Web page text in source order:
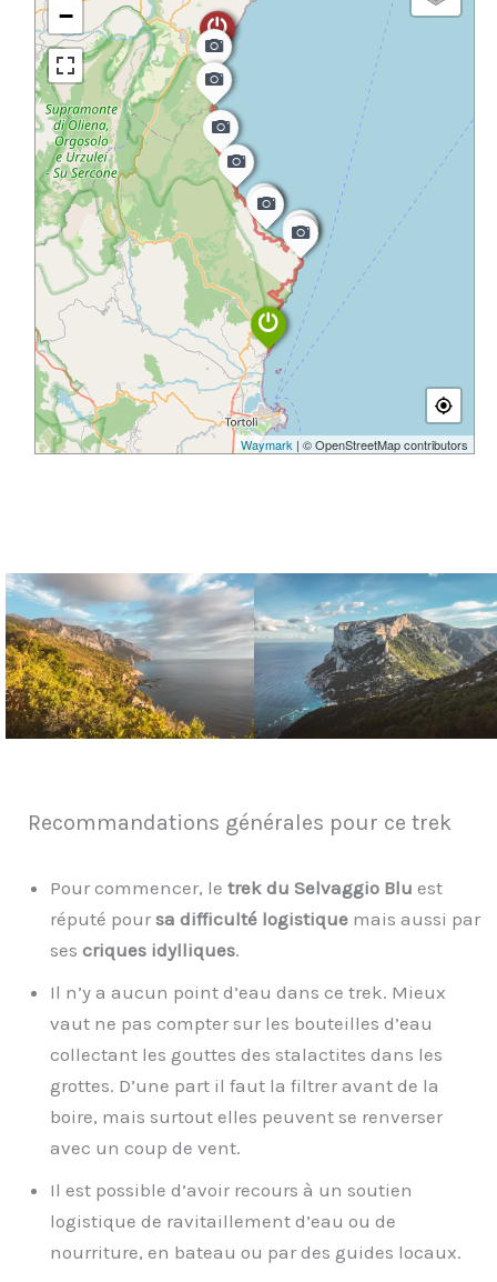
−
Waymark | © OpenStreetMap contributors
Recommandations générales pour ce trek
Pour commencer, le trek du Selvaggio Blu est
réputé pour sa difficulté logistique mais aussi par
ses criques idylliques.
Il n’y a aucun point d’eau dans ce trek. Mieux
vaut ne pas compter sur les bouteilles d’eau
collectant les gouttes des stalactites dans les
grottes. D’une part il faut la filtrer avant de la
boire, mais surtout elles peuvent se renverser
avec un coup de vent.
Il est possible d’avoir recours à un soutien
logistique de ravitaillement d’eau ou de
nourriture, en bateau ou par des guides locaux.